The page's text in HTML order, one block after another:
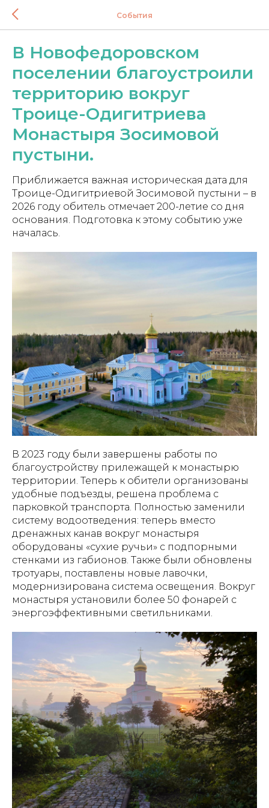
События
В Новофедоровском
поселении благоустроили
территорию вокруг
Троице-Одигитриева
Монастыря Зосимовой
пустыни.
Приближается важная историческая дата для
Троице-Одигитриевой Зосимовой пустыни – в
2026 году обитель отмечает 200-летие со дня
основания. Подготовка к этому событию уже
началась.
В 2023 году были завершены работы по
благоустройству прилежащей к монастырю
территории. Теперь к обители организованы
удобные подъезды, решена проблема с
парковкой транспорта. Полностью заменили
систему водоотведения: теперь вместо
дренажных канав вокруг монастыря
оборудованы «сухие ручьи» с подпорными
стенками из габионов. Также были обновлены
тротуары, поставлены новые лавочки,
модернизирована система освещения. Вокруг
монастыря установили более 50 фонарей с
энергоэффективными светильниками.